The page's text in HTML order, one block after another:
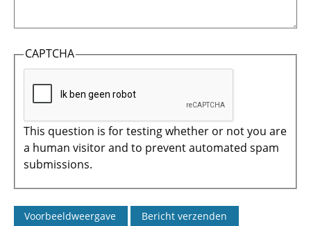
CAPTCHA
This question is for testing whether or not you are
a human visitor and to prevent automated spam
submissions.